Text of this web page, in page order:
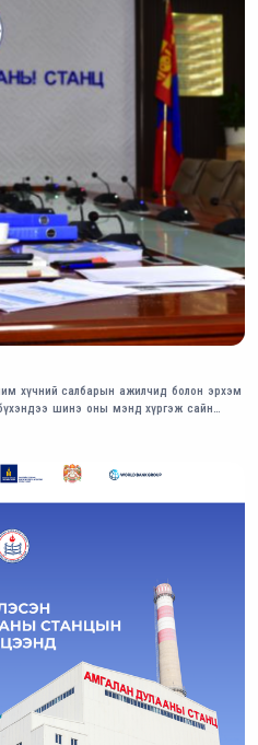
хүчний салбарын ажилчид болон эрхэм
бүхэндээ шинэ оны мэнд хүргэж сайн